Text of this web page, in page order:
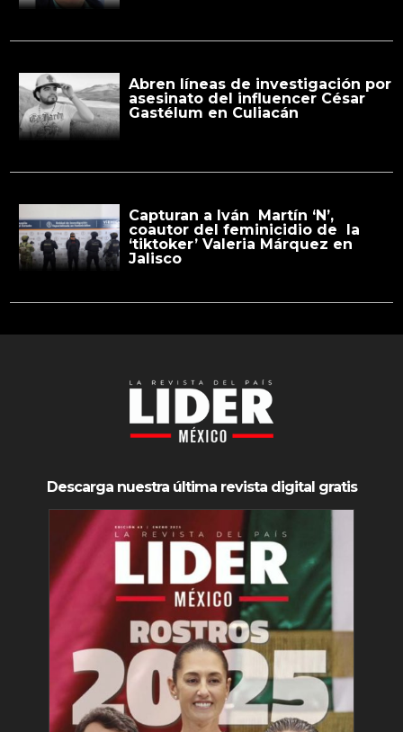
Abren líneas de investigación por
asesinato del influencer César
Gastélum en Culiacán
Capturan a Iván Martín ‘N’,
coautor del feminicidio de la
‘tiktoker’ Valeria Márquez en
Jalisco
Descarga nuestra última revista digital gratis